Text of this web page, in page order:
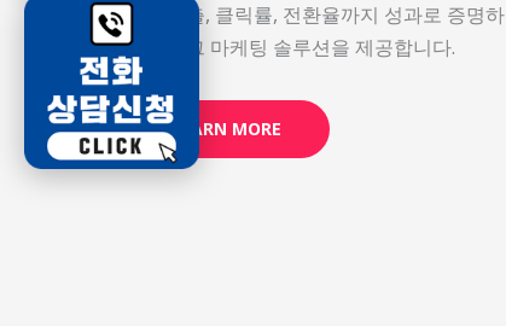
검색 노출, 클릭률, 전환율까지 성과로 증명하
는 블로그 마케팅 솔루션을 제공합니다.
LEARN MORE